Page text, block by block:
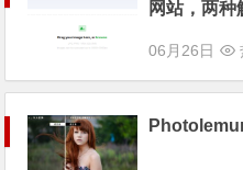
网站，两
06月26日